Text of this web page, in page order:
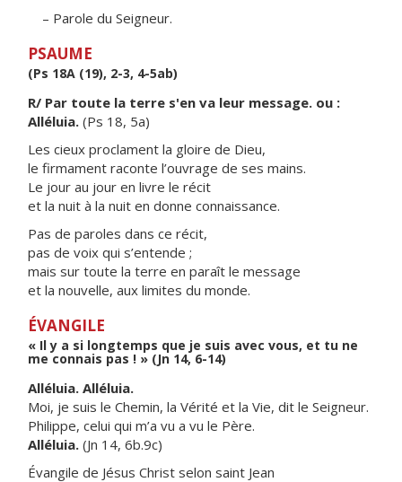
– Parole du Seigneur.
PSAUME
(Ps 18A (19), 2-3, 4-5ab)
R/ Par toute la terre s'en va leur message. ou :
Alléluia. (Ps 18, 5a)
Les cieux proclament la gloire de Dieu,
le firmament raconte l’ouvrage de ses mains.
Le jour au jour en livre le récit
et la nuit à la nuit en donne connaissance.
Pas de paroles dans ce récit,
pas de voix qui s’entende ;
mais sur toute la terre en paraît le message
et la nouvelle, aux limites du monde.
ÉVANGILE
« Il y a si longtemps que je suis avec vous, et tu ne
me connais pas ! » (Jn 14, 6-14)
Alléluia. Alléluia.
Moi, je suis le Chemin, la Vérité et la Vie, dit le Seigneur.
Philippe, celui qui m’a vu a vu le Père.
Alléluia. (Jn 14, 6b.9c)
Évangile de Jésus Christ selon saint Jean